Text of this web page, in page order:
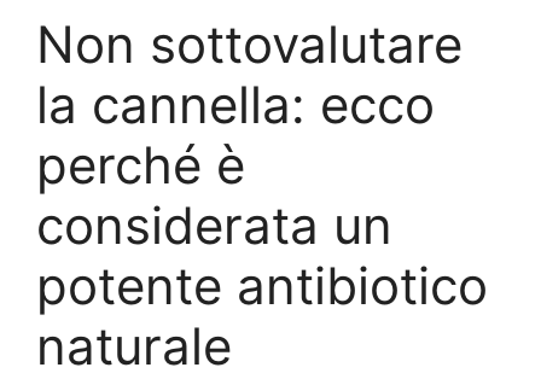
Non sottovalutare
la cannella: ecco
perché è
considerata un
potente antibiotico
naturale